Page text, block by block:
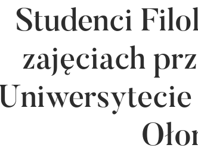
Studenci
zajęciach